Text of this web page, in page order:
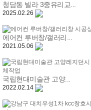
청담동 빌라 3중유리교...
2025.02.26
에어컨 루버창/갤러리...
2021.05.06
국립현대미술관 고양...
2022.02.14